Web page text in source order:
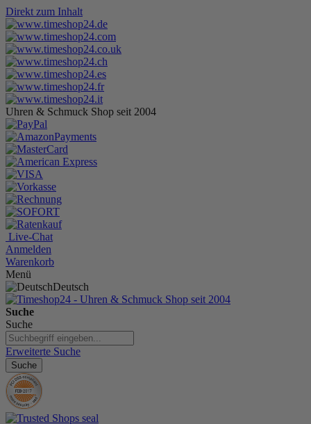
Direkt zum Inhalt
Uhren & Schmuck Shop seit 2004
Live-Chat
Anmelden
Warenkorb
Menü
Deutsch
Suche
Suche
Erweiterte Suche
Suche